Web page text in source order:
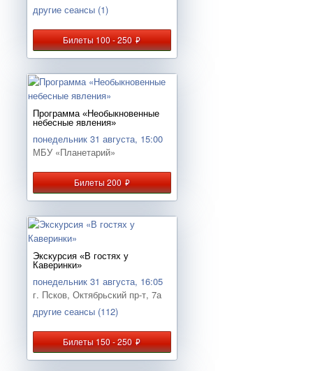
другие сеансы (1)
Билеты 100 - 250руб.
Программа «Необыкновенные
небесные явления»
понедельник 31 августа, 15:00
МБУ «Планетарий»
Билеты 200руб.
Экскурсия «В гостях у
Каверинки»
понедельник 31 августа, 16:05
г. Псков, Октябрьский пр-т, 7а
другие сеансы (112)
Билеты 150 - 250руб.